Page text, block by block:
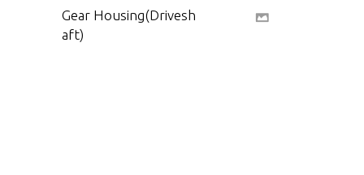
Gear Housing(Drivesh
aft)